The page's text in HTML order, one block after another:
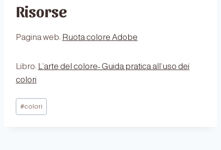
Risorse
Pagina web: Ruota colore Adobe
Libro: L’arte del colore- Guida pratica all’uso dei
colori
Tag
articolo:
#colori